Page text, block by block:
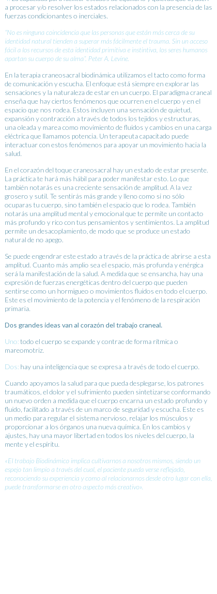
a procesar y/o resolver los estados relacionados con la presencia de las
fuerzas condicionantes o inerciales.
“No es ninguna coincidencia que las personas que están más cerca de su
identidad natural tienden a superar más fácilmente el trauma. Sin un acceso
fácil a los recursos de esta identidad primitiva e instintiva, los seres humanos
apartan su cuerpo de su alma”. Peter A. Levine.
En la terapia craneosacral biodinámica utilizamos el tacto como forma
de comunicación y escucha. El enfoque está siempre en explorar las
sensaciones y la naturaleza de estar en un cuerpo. El paradigma craneal
enseña que hay ciertos fenómenos que ocurren en el cuerpo y en el
espacio que nos rodea. Estos incluyen una sensación de quietud,
expansión y contracción a través de todos los tejidos y estructuras,
una oleada y marea como movimiento de fluidos y cambios en una carga
eléctrica que llamamos potencia. Un terapeuta capacitado puede
interactuar con estos fenómenos para apoyar un movimiento hacia la
salud.
En el corazón del toque craneosacral hay un estado de estar presente.
La práctica te hará más hábil para poder manifestar esto. Lo que
también notarás es una creciente sensación de amplitud. A la vez
grosero y sutil. Te sentirás más grande y lleno como si no sólo
ocuparas tu cuerpo, sino también el espacio que lo rodea. También
notarás una amplitud mental y emocional que te permite un contacto
más profundo y rico con tus pensamientos y sentimientos. La amplitud
permite un desacoplamiento, de modo que se produce un estado
natural de no apego.
Se puede engendrar este estado a través de la práctica de abrirse a esta
amplitud. Cuanto más amplio sea el espacio, más profunda y enérgica
será la manifestación de la salud. A medida que se ensancha, hay una
expresión de fuerzas energéticas dentro del cuerpo que pueden
sentirse como un hormigueo o movimientos fluidos en todo el cuerpo.
Este es el movimiento de la potencia y el fenómeno de la respiración
primaria.
Dos grandes ideas van al corazón del trabajo craneal.
Uno: todo el cuerpo se expande y contrae de forma rítmica o
mareomotriz.
Dos: hay una inteligencia que se expresa a través de todo el cuerpo.
Cuando apoyamos la salud para que pueda desplegarse, los patrones
traumáticos, el dolor y el sufrimiento pueden sintetizarse conformando
un nuevo orden a medida que el cuerpo encarna un estado profundo y
fluido, facilitado a través de un marco de seguridad y escucha. Este es
un medio para regular el sistema nervioso, relajar los músculos y
proporcionar a los órganos una nueva química. En los cambios y
ajustes, hay una mayor libertad en todos los niveles del cuerpo, la
mente y el espíritu.
«El trabajo Biodinámico implica cultivarnos a nosotros mismos, siendo un
espejo tan limpio a través del cual, el paciente pueda verse reflejado,
reconociendo su experiencia y como al relacionarnos desde otro lugar con ella,
puede transformarse en otro aspecto más creativo».